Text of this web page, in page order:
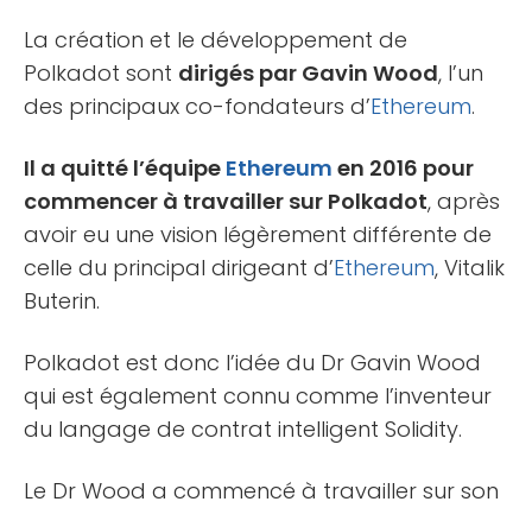
La création et le développement de
Polkadot sont dirigés par Gavin Wood, l’un
des principaux co-fondateurs d’Ethereum.
Il a quitté l’équipe Ethereum en 2016 pour
commencer à travailler sur Polkadot, après
avoir eu une vision légèrement différente de
celle du principal dirigeant d’Ethereum, Vitalik
Buterin.
Polkadot est donc l’idée du Dr Gavin Wood
qui est également connu comme l’inventeur
du langage de contrat intelligent Solidity.
Le Dr Wood a commencé à travailler sur son